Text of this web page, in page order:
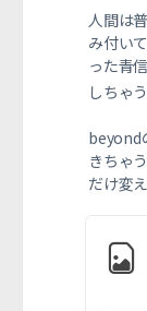
人間は
み付い
った青
しちゃ
beyond
きちゃ
だけ変